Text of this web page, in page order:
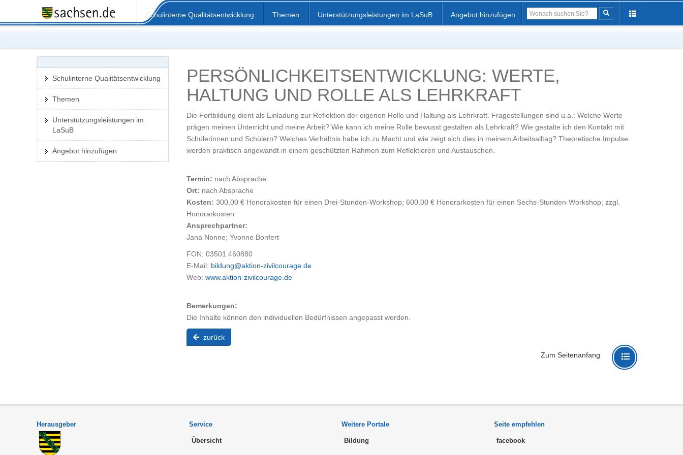
Portalübergreifende
Schulinterne Qualitätsentwicklung Themen Unterstützungsleistungen im LaSuB Angebot hinzufügen
Schulinterne Qualitätsentwicklung
Themen
Unterstützungsleistungen im
LaSuB
Angebot hinzufügen
PERSÖNLICHKEITSENTWICKLUNG: WERTE,
HALTUNG UND ROLLE ALS LEHRKRAFT
Die Fortbildung dient als Einladung zur Reflektion der eigenen Rolle und Haltung als Lehrkraft. Fragestellungen sind u.a.: Welche Werte
prägen meinen Unterricht und meine Arbeit? Wie kann ich meine Rolle bewusst gestalten als Lehrkraft? Wie gestalte ich den Kontakt mit
Schülerinnen und Schülern? Welches Verhältnis habe ich zu Macht und wie zeigt sich dies in meinem Arbeitsalltag? Theoretische Impulse
werden praktisch angewandt in einem geschützten Rahmen zum Reflektieren und Austauschen.
Termin: nach Absprache
Ort: nach Absprache
Kosten: 300,00 € Honorakosten für einen Drei-Stunden-Workshop; 600,00 € Honorarkosten für einen Sechs-Stunden-Workshop; zzgl.
Honorarkosten
Ansprechpartner:
Jana Nonne; Yvonne Bonfert
FON: 03501 460880
E-Mail: bildung@aktion-zivilcourage.de
Web: www.aktion-zivilcourage.de
Bemerkungen:
Die Inhalte können den individuellen Bedürfnissen angepasst werden.
zurück
Zum Seitenanfang
Herausgeber Service
Übersicht
Weitere Portale
Bildung
Seite empfehlen
facebook